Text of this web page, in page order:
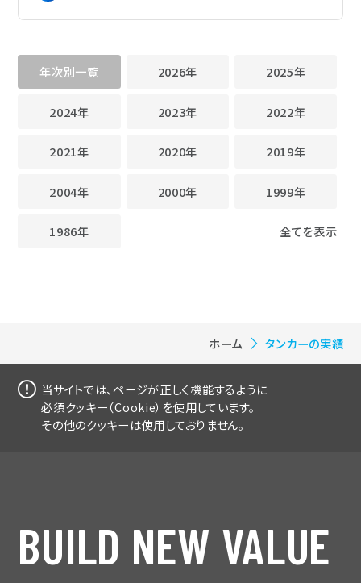
総トン数
29,447
主機関
MAN B&W 6S50ME-B9.5 ディーゼル機
関1基
航海速力
船籍
シンガポール
年次別一覧 2026年 2025年
2024年 2023年 2022年
2021年 2020年 2019年
2004年 2000年 1999年
1986年 全てを表示
ホーム タンカーの実績
当サイトでは、ページが正しく機能するように
必須クッキー（Cookie）を使用しています。
その他のクッキーは使用しておりません。
BUILD NEW VALUE